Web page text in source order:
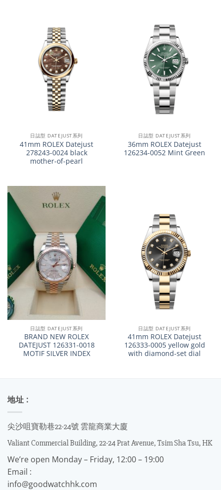
日誌型 DATEJUST系列
41mm ROLEX Datejust
278243-0024 black
mother-of-pearl
日誌型 DATEJUST系列
36mm ROLEX Datejust
126234-0052 Mint Green
日誌型 DATEJUST系列
BRAND NEW ROLEX
DATEJUST 126331-0018
MOTIF SILVER INDEX
日誌型 DATEJUST系列
41mm ROLEX Datejust
126333-0005 yellow gold
with diamond-set dial
地址 :
尖沙咀寶勒巷22-24號 雲龍商業大廈
Valiant Commercial Building, 22-24 Prat Avenue, Tsim Sha Tsu, HK
We’re open Monday – Friday, 12:00 – 19:00
Email :
info@goodwatchhk.com